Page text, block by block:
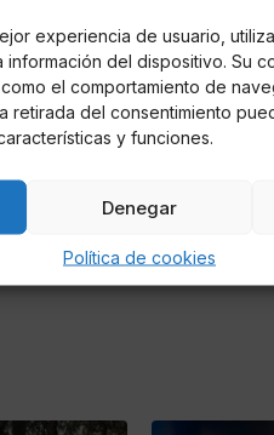
experiencia de usuario,
del dispositivo. Su
el comportamiento de
retirada del consentimiento
y funciones.
Denegar
Política de cookies